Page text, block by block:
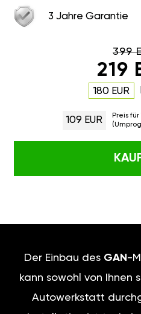
3 Jahre Garantie
399
219
180 EUR
109 EUR
Preis für
Der Einbau des GAN -
kann sowohl von Ihnen
Autowerkstatt